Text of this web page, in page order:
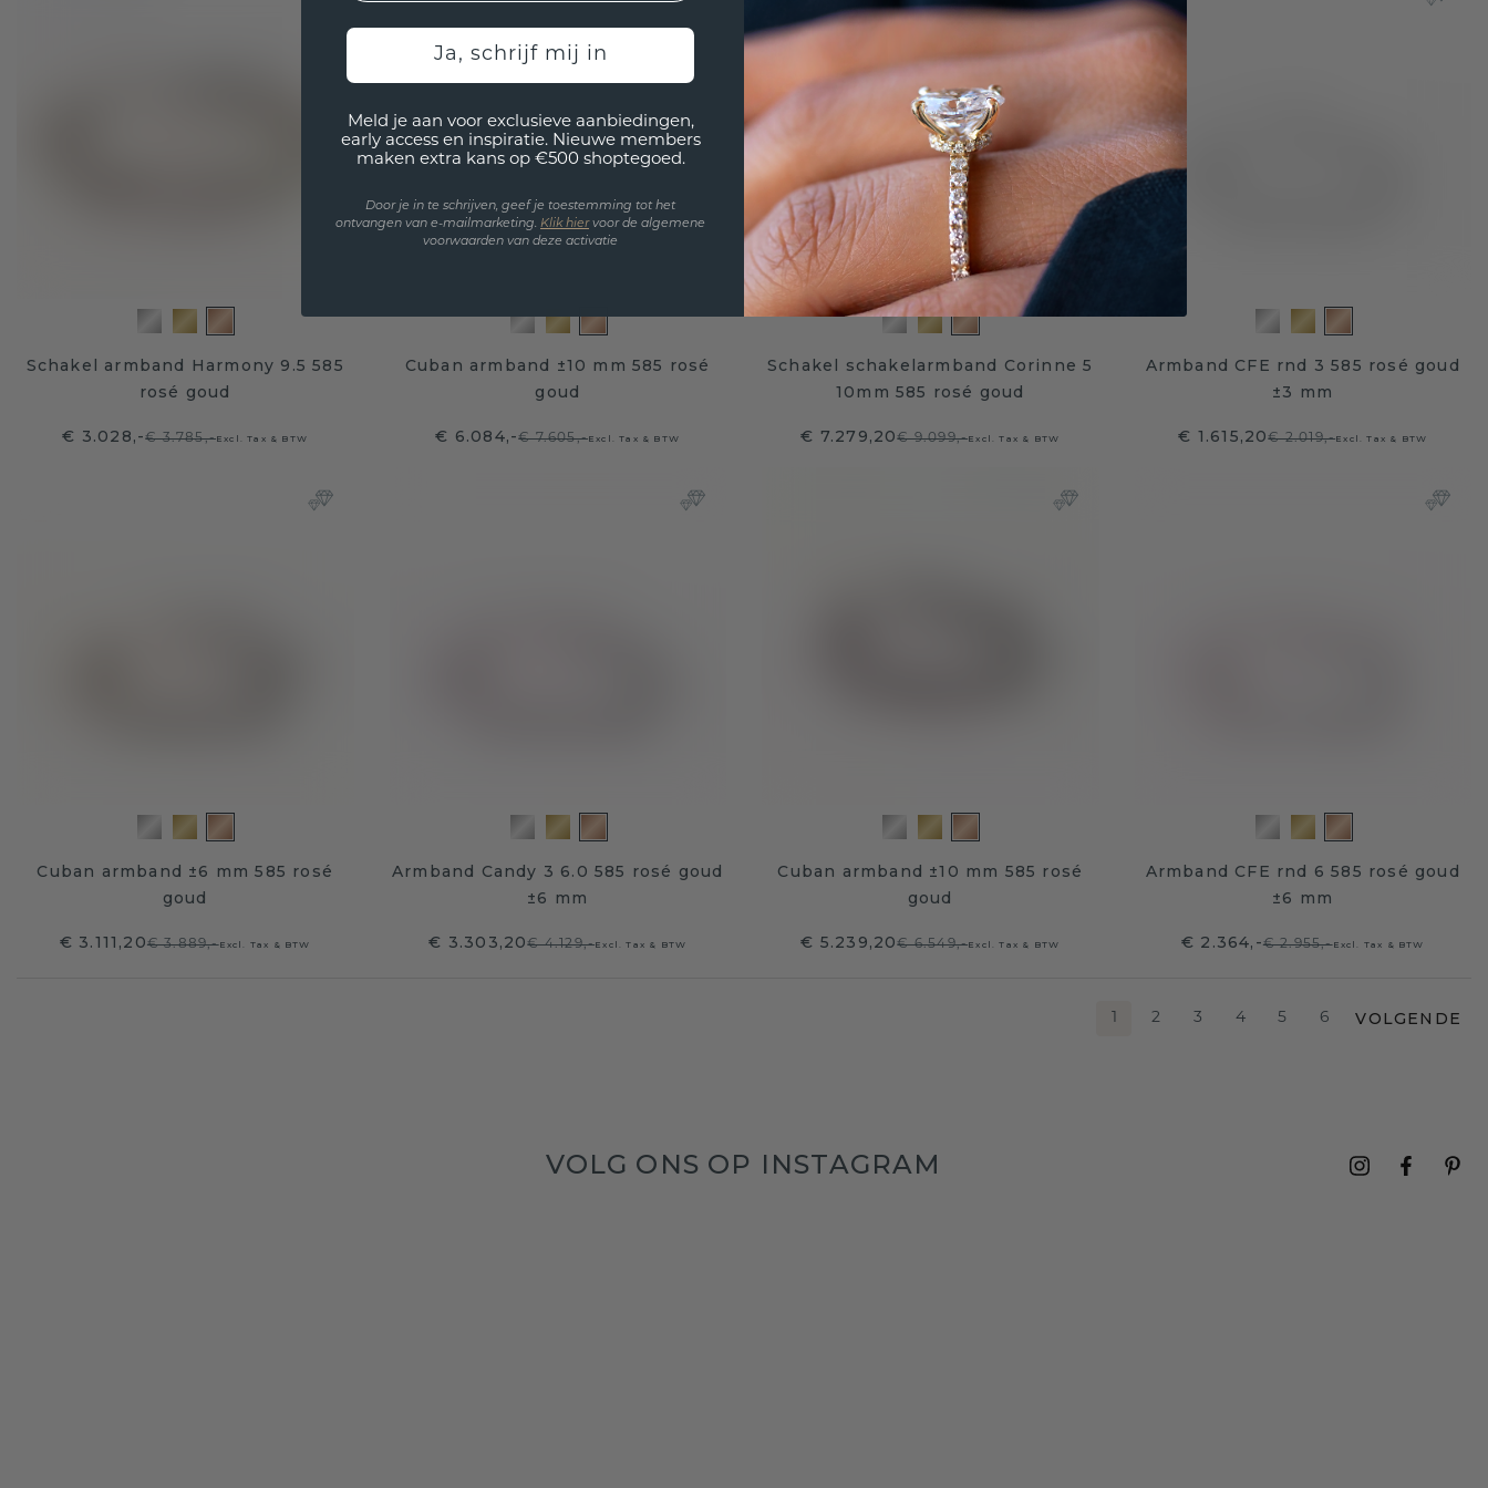
Schakel armband Harmony 9.5 585
rosé goud
€ 3.028,-€ 3.785,-Excl. Tax & BTW
Cuban armband ±10 mm 585 rosé
goud
€ 6.084,-€ 7.605,-Excl. Tax & BTW
Schakel schakelarmband Corinne 5
10mm 585 rosé goud
€ 7.279,20€ 9.099,-Excl. Tax & BTW
Armband CFE rnd 3 585 rosé goud
±3 mm
€ 1.615,20€ 2.019,-Excl. Tax & BTW
Cuban armband ±6 mm 585 rosé
goud
€ 3.111,20€ 3.889,-Excl. Tax & BTW
Armband Candy 3 6.0 585 rosé goud
±6 mm
€ 3.303,20€ 4.129,-Excl. Tax & BTW
Cuban armband ±10 mm 585 rosé
goud
€ 5.239,20€ 6.549,-Excl. Tax & BTW
Armband CFE rnd 6 585 rosé goud
±6 mm
€ 2.364,-€ 2.955,-Excl. Tax & BTW
1 2 3 4 5 6 VOLGENDE
VOLG ONS OP INSTAGRAM
Ja, schrijf mij in
Meld je aan voor exclusieve aanbiedingen,
early access en inspiratie. Nieuwe members
maken extra kans op €500 shoptegoed.
Door je in te schrijven, geef je toestemming tot het
ontvangen van e-mailmarketing. Klik hiervoor de algemene
voorwaarden van deze activatie